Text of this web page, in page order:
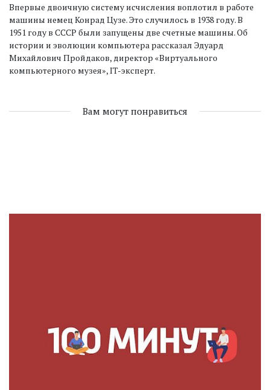
Впервые двоичную систему исчисления воплотил в работе
машины немец Конрад Цузе. Это случилось в 1938 году. В
1951 году в СССР были запущены две счетные машины. Об
истории и эволюции компьютера рассказал Эдуард
Михайлович Пройдаков, директор «Виртуального
компьютерного музея», IT-эксперт.
Вам могут понравиться